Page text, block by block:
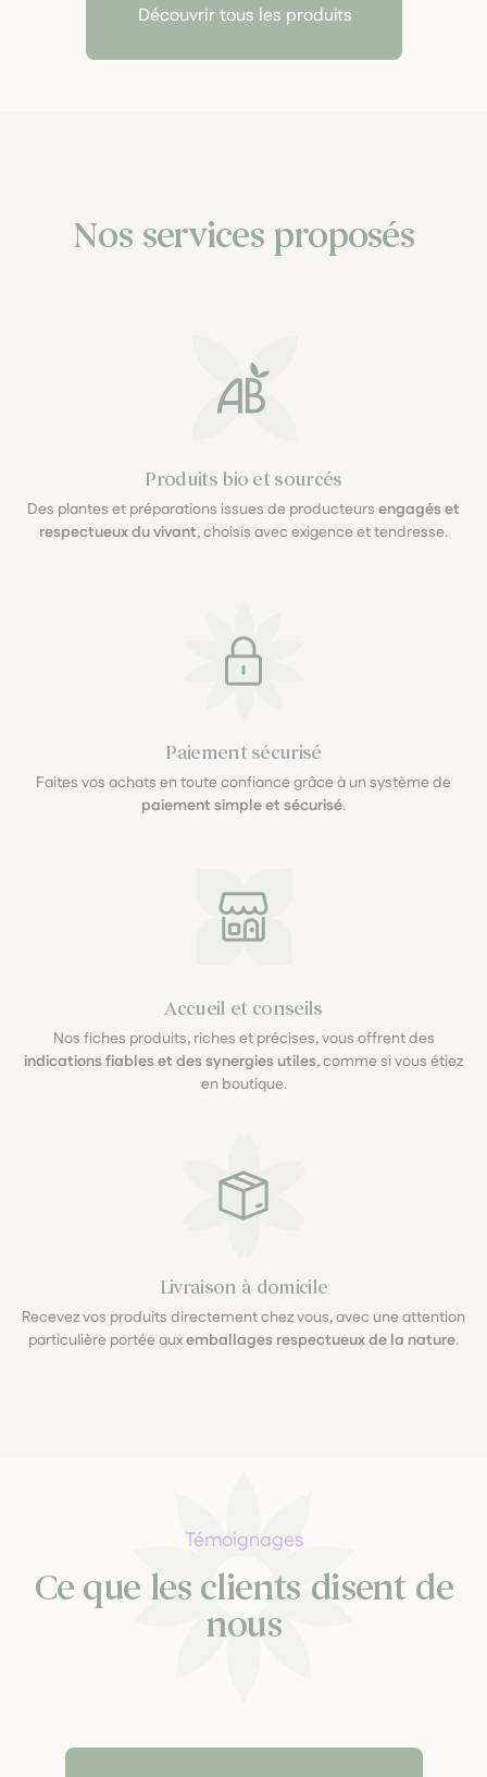
Découvrir tous les produits
Nos services proposés
Produits bio et sourcés
Des plantes et préparations issues de producteurs engagés et
respectueux du vivant, choisis avec exigence et tendresse.
Paiement sécurisé
Faites vos achats en toute confiance grâce à un système de
paiement simple et sécurisé.
Accueil et conseils
Nos fiches produits, riches et précises, vous offrent des
indications fiables et des synergies utiles, comme si vous étiez
en boutique.
Livraison à domicile
Recevez vos produits directement chez vous, avec une attention
particulière portée auxemballages respectueux de la nature.
Témoignages
Ce que les clients disent de
nous